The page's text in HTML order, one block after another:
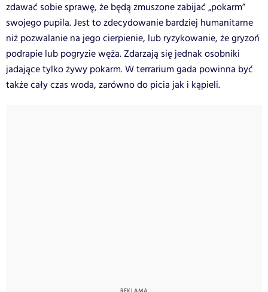
zdawać sobie sprawę, że będą zmuszone zabijać „pokarm”
swojego pupila. Jest to zdecydowanie bardziej humanitarne
niż pozwalanie na jego cierpienie, lub ryzykowanie, że gryzoń
podrapie lub pogryzie węża. Zdarzają się jednak osobniki
jadające tylko żywy pokarm. W terrarium gada powinna być
także cały czas woda, zarówno do picia jak i kąpieli.